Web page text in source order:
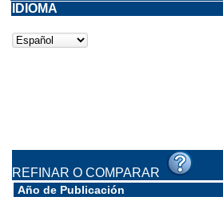
IDIOMA
REFINAR O COMPARAR
Año de Publicación